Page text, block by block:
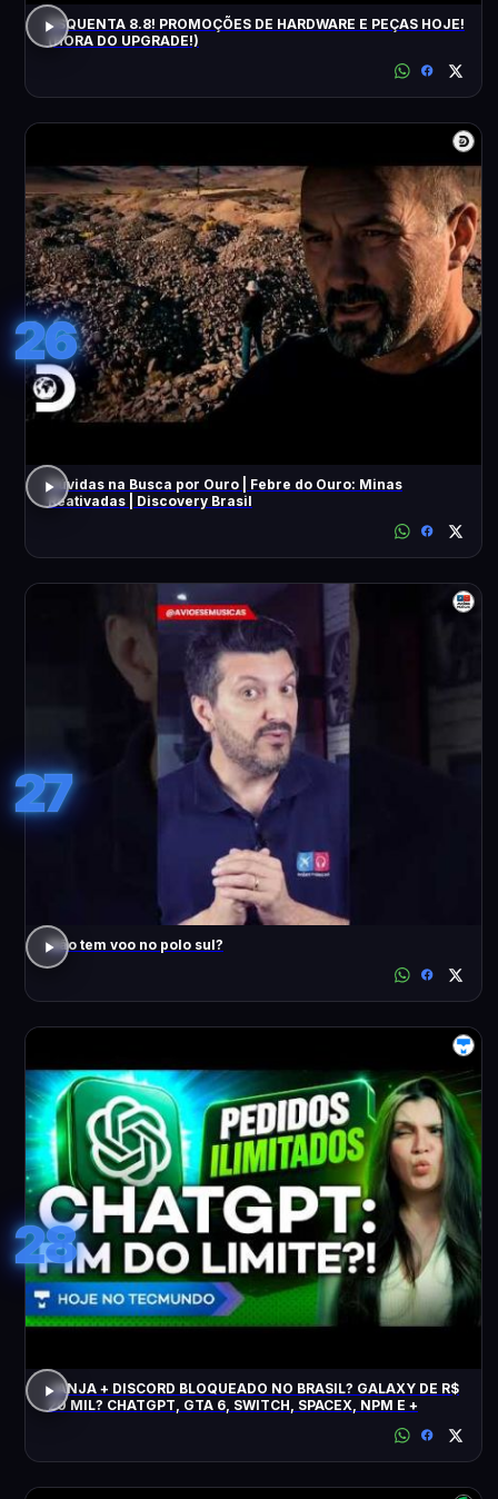
ESQUENTA 8.8! PROMOÇÕES DE HARDWARE E PEÇAS HOJE!
(HORA DO UPGRADE!)
26
Dúvidas na Busca por Ouro | Febre do Ouro: Minas
Reativadas | Discovery Brasil
27
Não tem voo no polo sul?
28
JANJA + DISCORD BLOQUEADO NO BRASIL? GALAXY DE R$
20 MIL? CHATGPT, GTA 6, SWITCH, SPACEX, NPM E +